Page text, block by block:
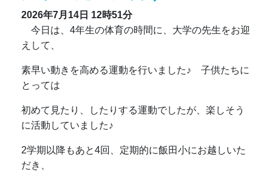
2026年7月14日 12時51分
今日は、4年生の体育の時間に、大学の先生をお迎
えして、
素早い動きを高める運動を行いました♪ 子供たちに
とっては
初めて見たり、したりする運動でしたが、楽しそう
に活動していました♪
2学期以降もあと4回、定期的に飯田小にお越しいた
だき、